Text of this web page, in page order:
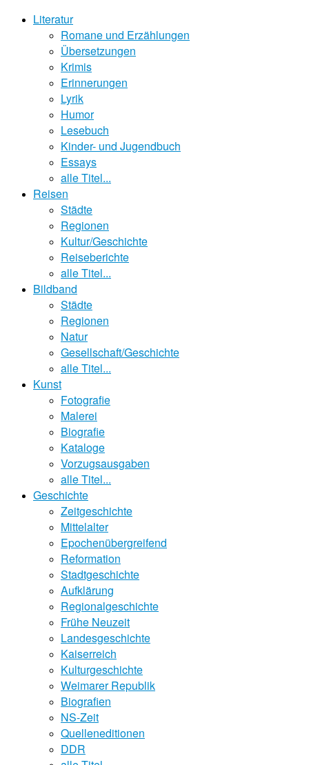
Literatur
Romane und Erzählungen
Übersetzungen
Krimis
Erinnerungen
Lyrik
Humor
Lesebuch
Kinder- und Jugendbuch
Essays
alle Titel...
Reisen
Städte
Regionen
Kultur/Geschichte
Reiseberichte
alle Titel...
Bildband
Städte
Regionen
Natur
Gesellschaft/Geschichte
alle Titel...
Kunst
Fotografie
Malerei
Biografie
Kataloge
Vorzugsausgaben
alle Titel...
Geschichte
Zeitgeschichte
Mittelalter
Epochenübergreifend
Reformation
Stadtgeschichte
Aufklärung
Regionalgeschichte
Frühe Neuzeit
Landesgeschichte
Kaiserreich
Kulturgeschichte
Weimarer Republik
Biografien
NS-Zeit
Quelleneditionen
DDR